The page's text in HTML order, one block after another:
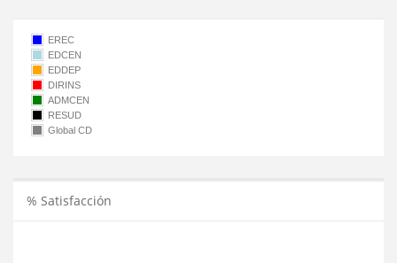
EREC
EDCEN
EDDEP
DIRINS
ADMCEN
RESUD
Global CD
% Satisfacción